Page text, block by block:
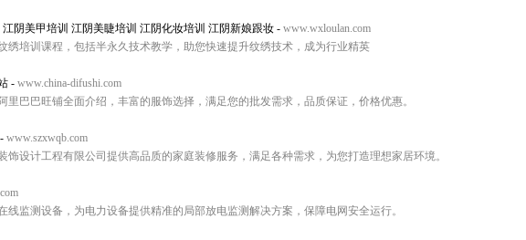
阴美甲培训 江阴美睫培训 江阴化妆培训 江阴新娘跟妆 - www.wxloulan.com
绣培训课程，包括半永久技术教学，助您快速提升纹绣技术，成为行业精英
- www.china-difushi.com
里巴巴旺铺全面介绍，丰富的服饰选择，满足您的批发需求，品质保证，价格优惠。
- www.szxwqb.com
饰设计工程有限公司提供高品质的家庭装修服务，满足各种需求，为您打造理想家居环境。
线监测设备，为电力设备提供精准的局部放电监测解决方案，保障电网安全运行。